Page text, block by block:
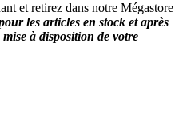
et retirez dans notre Mégastore
les articles en stock et après
à disposition de votre